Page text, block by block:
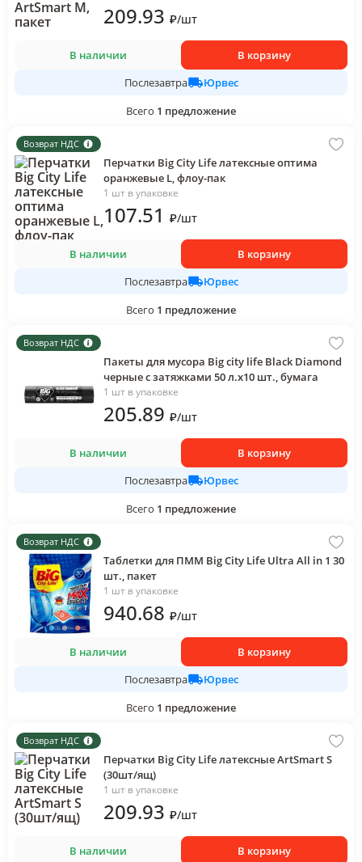
209.93 ₽/шт
В наличии
В корзину
Послезавтра
Юрвес
Всего 1 предложение
Возврат НДС
Перчатки Big City Life латексные оптима
оранжевые L, флоу-пак
1 шт в упаковке
107.51 ₽/шт
В наличии
В корзину
Послезавтра
Юрвес
Всего 1 предложение
Возврат НДС
Пакеты для мусора Big city life Black Diamond
черные с затяжками 50 л.х10 шт., бумага
1 шт в упаковке
205.89 ₽/шт
В наличии
В корзину
Послезавтра
Юрвес
Всего 1 предложение
Возврат НДС
Таблетки для ПММ Big City Life Ultra All in 1 30
шт., пакет
1 шт в упаковке
940.68 ₽/шт
В наличии
В корзину
Послезавтра
Юрвес
Всего 1 предложение
Возврат НДС
Перчатки Big City Life латексные ArtSmart S
(30шт/ящ)
1 шт в упаковке
209.93 ₽/шт
В наличии
В корзину